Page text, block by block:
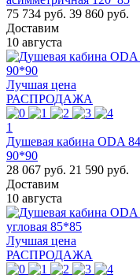
75 734 руб. 39 860 руб.
Доставим
10 августа
Лучшая цена
РАСПРОДАЖА
1
Душевая кабина ODA
90*90
28 067 руб. 21 590 руб.
Доставим
10 августа
Лучшая цена
РАСПРОДАЖА